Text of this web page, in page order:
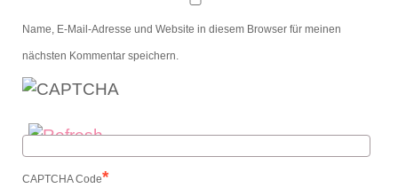
Name, E-Mail-Adresse und Website in diesem Browser für meinen
nächsten Kommentar speichern.
CAPTCHA Code*